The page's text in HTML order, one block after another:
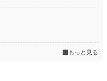
もっと見る